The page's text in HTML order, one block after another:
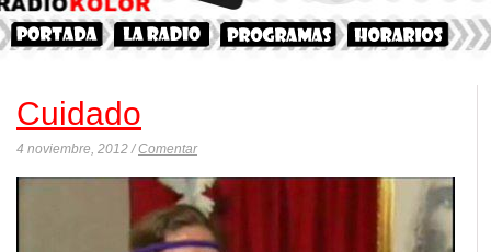
Cuidado
4 noviembre, 2012 /Comentar